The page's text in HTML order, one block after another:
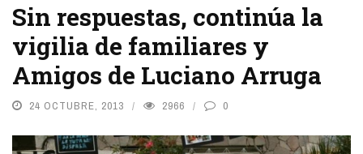
Sin respuestas, continúa la
vigilia de familiares y
Amigos de Luciano Arruga
24 OCTUBRE, 2013 2966 0